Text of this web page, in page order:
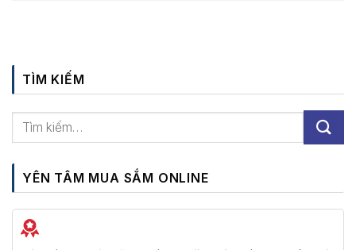
TÌM KIẾM
YÊN TÂM MUA SẮM ONLINE